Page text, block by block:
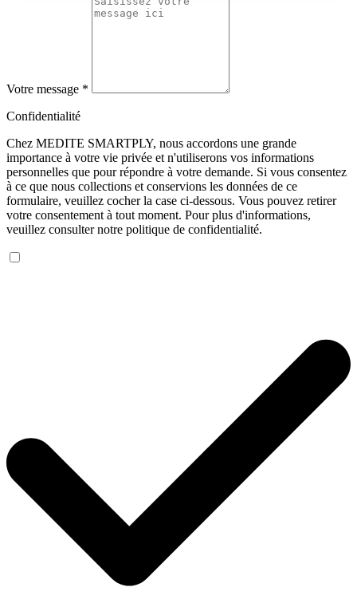
Votre message *
Confidentialité
Chez MEDITE SMARTPLY, nous accordons une grande
importance à votre vie privée et n'utiliserons vos informations
personnelles que pour répondre à votre demande. Si vous consentez
à ce que nous collections et conservions les données de ce
formulaire, veuillez cocher la case ci-dessous. Vous pouvez retirer
votre consentement à tout moment. Pour plus d'informations,
veuillez consulter notre politique de confidentialité.